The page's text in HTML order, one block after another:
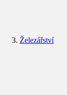
Železářství